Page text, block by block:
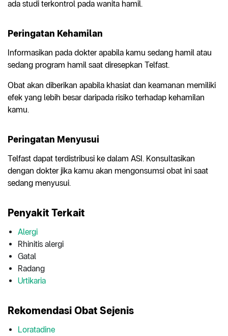
ada studi terkontrol pada wanita hamil.
Peringatan Kehamilan
Informasikan pada dokter apabila kamu sedang hamil atau
sedang program hamil saat diresepkan Telfast.
Obat akan diberikan apabila khasiat dan keamanan memiliki
efek yang lebih besar daripada risiko terhadap kehamilan
kamu.
Peringatan Menyusui
Telfast dapat terdistribusi ke dalam ASI. Konsultasikan
dengan dokter jika kamu akan mengonsumsi obat ini saat
sedang menyusui.
Penyakit Terkait
Alergi
Rhinitis alergi
Gatal
Radang
Urtikaria
Rekomendasi Obat Sejenis
Loratadine